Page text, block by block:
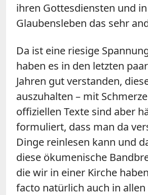
ihren Gottesdiensten und
Glaubensleben das sehr
Da ist eine riesige
haben es in den letzten
Jahren gut verstanden,
auszuhalten – mit
offiziellen Texte sind aber
formuliert, dass man da
Dinge reinlesen kann und
diese ökumenische
die wir in einer Kirche
facto natürlich auch in allen